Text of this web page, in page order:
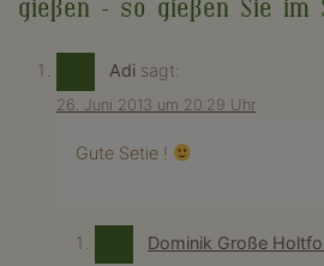
gießen – so gießen Sie im
Adi sagt:
26. Juni 2013 um 20:29 Uhr
Gute Setie !
Dominik Große